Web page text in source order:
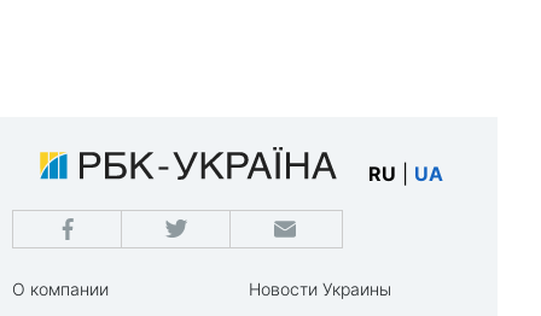
RU UA
О компании
Новости Украины